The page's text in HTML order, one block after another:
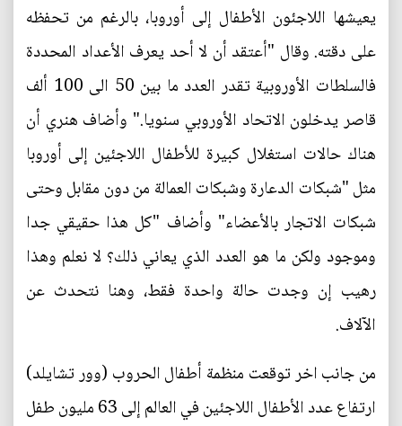
يعيشها اللاجئون الأطفال إلى أوروبا، بالرغم من تحفظه
على دقته. وقال "أعتقد أن لا أحد يعرف الأعداد المحددة
فالسلطات الأوروبية تقدر العدد ما بين 50 الى 100 ألف
قاصر يدخلون الاتحاد الأوروبي سنويا." وأضاف هنري أن
هناك حالات استغلال كبيرة للأطفال اللاجئين إلى أوروبا
مثل "شبكات الدعارة وشبكات العمالة من دون مقابل وحتى
شبكات الاتجار بالأعضاء" وأضاف "كل هذا حقيقي جدا
وموجود ولكن ما هو العدد الذي يعاني ذلك؟ لا نعلم وهذا
رهيب إن وجدت حالة واحدة فقط، وهنا نتحدث عن
الآلاف.
من جانب اخر توقعت منظمة أطفال الحروب (وور تشايلد)
ارتفاع عدد الأطفال اللاجئين في العالم إلى 63 مليون طفل